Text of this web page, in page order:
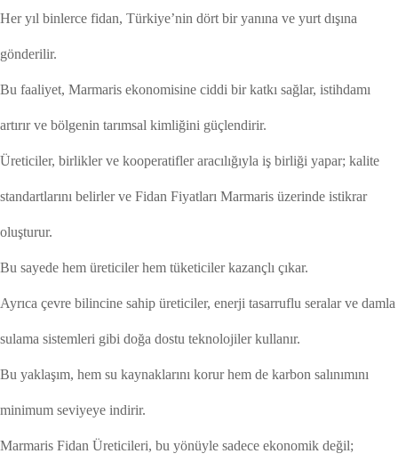
Her yıl binlerce fidan, Türkiye’nin dört bir yanına ve yurt dışına
gönderilir.
Bu faaliyet, Marmaris ekonomisine ciddi bir katkı sağlar, istihdamı
artırır ve bölgenin tarımsal kimliğini güçlendirir.
Üreticiler, birlikler ve kooperatifler aracılığıyla iş birliği yapar; kalite
standartlarını belirler ve Fidan Fiyatları Marmaris üzerinde istikrar
oluşturur.
Bu sayede hem üreticiler hem tüketiciler kazançlı çıkar.
Ayrıca çevre bilincine sahip üreticiler, enerji tasarruflu seralar ve damla
sulama sistemleri gibi doğa dostu teknolojiler kullanır.
Bu yaklaşım, hem su kaynaklarını korur hem de karbon salınımını
minimum seviyeye indirir.
Marmaris Fidan Üreticileri, bu yönüyle sadece ekonomik değil;